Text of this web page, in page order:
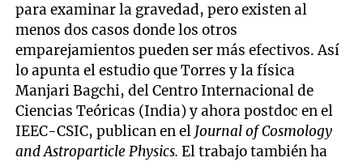
para examinar la gravedad, pero existen al
menos dos casos donde los otros
emparejamientos pueden ser más efectivos. Así
lo apunta el estudio que Torres y la física
Manjari Bagchi, del Centro Internacional de
Ciencias Teóricas (India) y ahora postdoc en el
IEEC-CSIC, publican en el Journal of Cosmology
and Astroparticle Physics. El trabajo también ha